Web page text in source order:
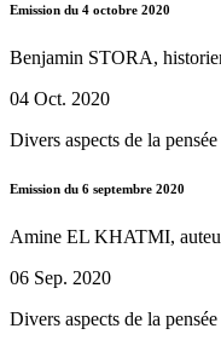
Emission du 4 octobre 2020
Benjamin STORA,
04 Oct. 2020
Divers aspects de la
Emission du 6 septembre 2020
Amine EL KHATMI,
06 Sep. 2020
Divers aspects de la